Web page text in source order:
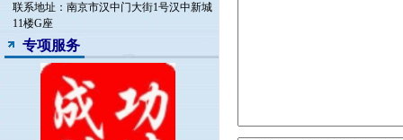
联系地址：南京市汉中门大街1号汉中新城
11楼G座
专项服务